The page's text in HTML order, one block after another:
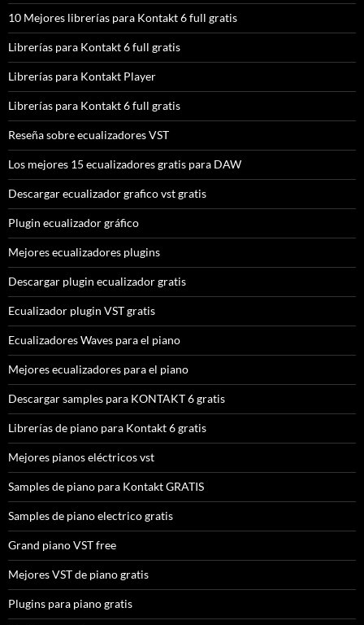
10 Mejores librerías para Kontakt 6 full gratis
Librerías para Kontakt 6 full gratis
Librerías para Kontakt Player
Librerías para Kontakt 6 full gratis
Reseña sobre ecualizadores VST
Los mejores 15 ecualizadores gratis para DAW
Descargar ecualizador grafico vst gratis
Plugin ecualizador gráfico
Mejores ecualizadores plugins
Descargar plugin ecualizador gratis
Ecualizador plugin VST gratis
Ecualizadores Waves para el piano
Mejores ecualizadores para el piano
Descargar samples para KONTAKT 6 gratis
Librerías de piano para Kontakt 6 gratis
Mejores pianos eléctricos vst
Samples de piano para Kontakt GRATIS
Samples de piano electrico gratis
Grand piano VST free
Mejores VST de piano gratis
Plugins para piano gratis